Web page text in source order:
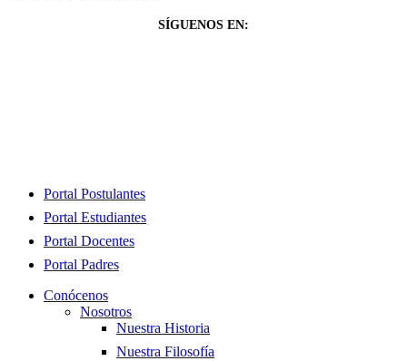
SÍGUENOS EN:
Close
Portal Postulantes
Portal Estudiantes
Portal Docentes
Portal Padres
Conócenos
Nosotros
Nuestra Historia
Nuestra Filosofía